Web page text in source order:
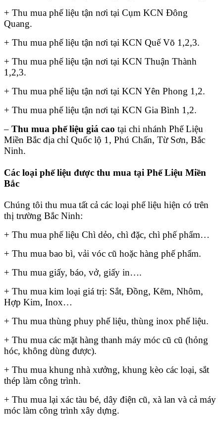
+ Thu mua phế liệu tận nơi tại Cụm KCN Đông
Quang.
+ Thu mua phế liệu tận nơi tại KCN Quế Võ 1,2,3.
+ Thu mua phế liệu tận nơi tại KCN Thuận Thành
1,2,3.
+ Thu mua phế liệu tận nơi tại KCN Yên Phong 1,2.
+ Thu mua phế liệu tận nơi tại KCN Gia Bình 1,2.
– Thu mua phế liệu giá cao tại chi nhánh Phế Liệu
Miền Bắc địa chỉ Quốc lộ 1, Phú Chấn, Từ Sơn, Bắc
Ninh.
Các loại phế liệu được thu mua tại Phế Liệu Miền
Bắc
Chúng tôi thu mua tất cả các loại phế liệu hiện có trên
thị trường Bắc Ninh:
+ Thu mua phế liệu Chì dẻo, chì đặc, chì phế phẩm…
+ Thu mua bao bì, vải vóc cũ hoặc hàng phế phẩm.
+ Thu mua giấy, báo, vở, giấy in….
+ Thu mua kim loại giá trị: Sắt, Đồng, Kẽm, Nhôm,
Hợp Kim, Inox…
+ Thu mua thùng phuy phế liệu, thùng inox phế liệu.
+ Thu mua các mặt hàng thanh máy móc cũ cũ (hỏng
hóc, không dùng được).
+ Thu mua khung nhà xưởng, khung kèo các loại, sắt
thép làm công trình.
+ Thu mua lại xác tàu bé, dây điện cũ, xà lan và cả máy
móc làm công trình xây dựng.